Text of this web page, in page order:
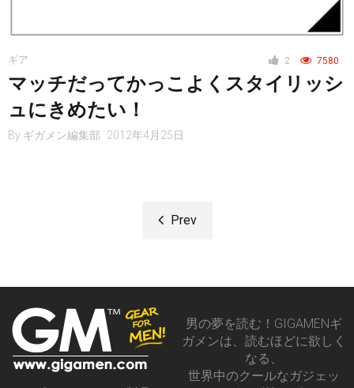
2 7580
ギア
マッチだってかっこよくスタイリッシ
ュにきめたい！
By ギガメン編集部 2012年4月25日
Prev
男の夢を読む！GIGAMENギ
ガメンは、読むほどに欲しく
なる、
世界中のクールなガジェッ